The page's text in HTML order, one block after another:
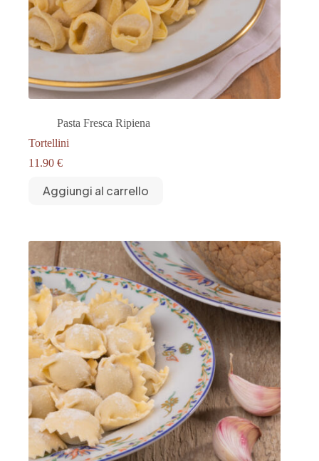
Pasta Fresca Ripiena
Tortellini
11.90 €
Aggiungi al carrello